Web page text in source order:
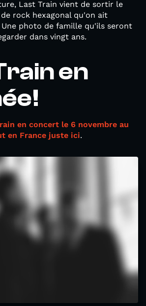
Last Train vient de sortir le
rock hexagonal qu'on ait
Une photo de famille qu'ils seront
dans vingt ans.
en
en concert le 6 novembre au
en France juste ici.